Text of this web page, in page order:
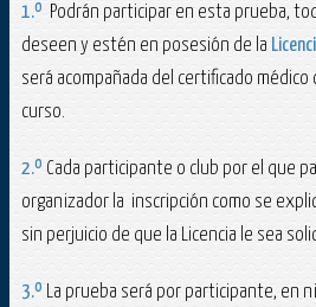
1.º Podrán participar en esta prueba,
deseen y estén en posesión de la
será acompañada del certificado
curso.
2.º Cada participante o club por el que
organizador la inscripción como se
sin perjuicio de que la Licencia le sea
3.º La prueba será por participante, en